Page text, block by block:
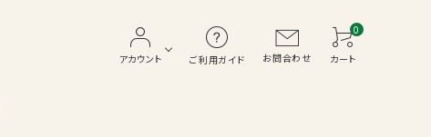
アカウント ご利用ガイド お問合わせ
0
カート